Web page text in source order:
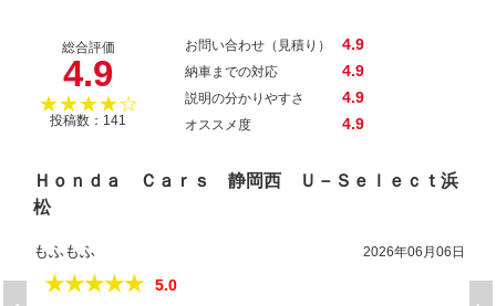
総合評価
4.9
★★★★☆
投稿数：141
お問い合わせ（見積り） 4.9
納車までの対応 4.9
説明の分かりやすさ 4.9
オススメ度 4.9
Ｈｏｎｄａ Ｃａｒｓ 静岡西 Ｕ－Ｓｅｌｅｃｔ浜
松
もふもふ 2026年06月06日
★★★★★
5.0